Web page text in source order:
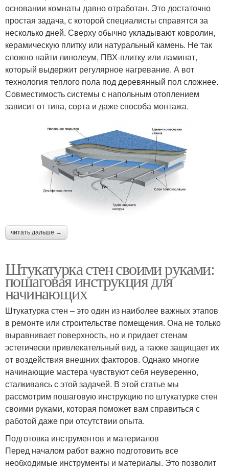
основании комнаты давно отработан. Это достаточно
простая задача, с которой специалисты справятся за
несколько дней. Сверху обычно укладывают ковролин,
керамическую плитку или натуральный камень. Не так
сложно найти линолеум, ПВХ-плитку или ламинат,
который выдержит регулярное нагревание. А вот
технология теплого пола под деревянный пол сложнее.
Совместимость системы с напольным отоплением
зависит от типа, сорта и даже способа монтажа.
читать дальше →
Штукатурка стен своими руками:
пошаговая инструкция для
начинающих
Штукатурка стен – это один из наиболее важных этапов
в ремонте или строительстве помещения. Она не только
выравнивает поверхность, но и придает стенам
эстетически привлекательный вид, а также защищает их
от воздействия внешних факторов. Однако многие
начинающие мастера чувствуют себя неуверенно,
сталкиваясь с этой задачей. В этой статье мы
рассмотрим пошаговую инструкцию по штукатурке стен
своими руками, которая поможет вам справиться с
работой даже при отсутствии опыта.
Подготовка инструментов и материалов
Перед началом работ важно подготовить все
необходимые инструменты и материалы. Это позволит